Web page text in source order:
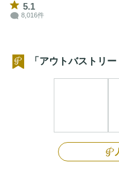
5.1
8,016件
「アウトバストリ